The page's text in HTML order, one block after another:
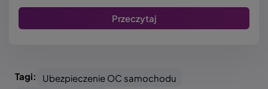
Przeczytaj
Tagi:
Ubezpieczenie OC samochodu